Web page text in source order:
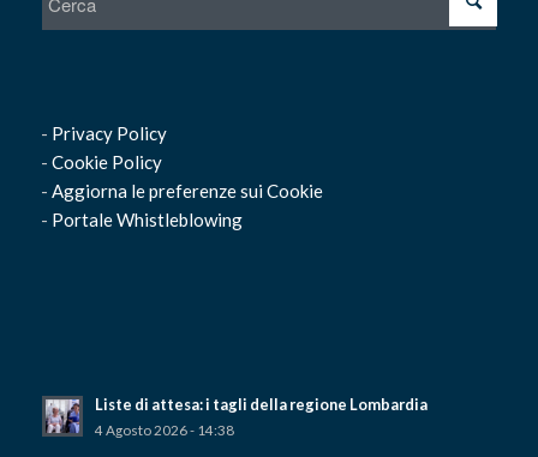
- Privacy Policy
- Cookie Policy
- Aggiorna le preferenze sui Cookie
- Portale Whistleblowing
Liste di attesa: i tagli della regione Lombardia
4 Agosto 2026 - 14:38